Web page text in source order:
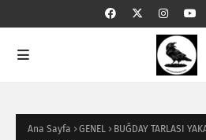
Ana Sayfa GENEL
BUĞDAY TARLASI